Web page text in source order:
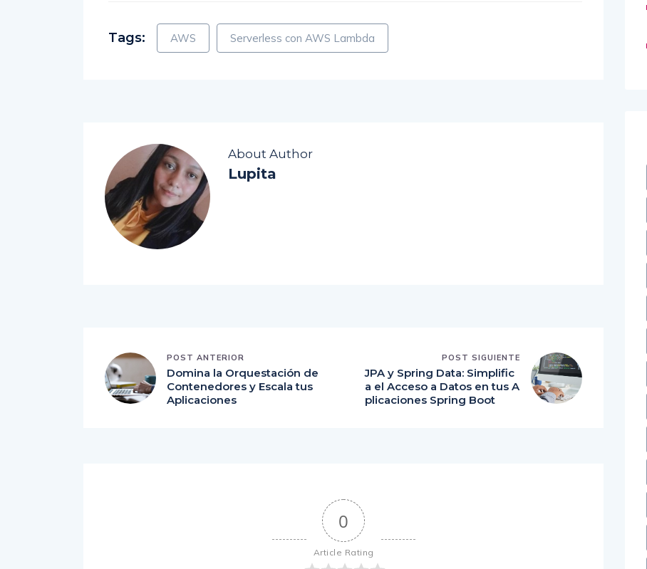
Tags: AWS Serverless con AWS Lambda
About Author
Lupita
POST ANTERIOR
Domina la Orquestación de
Contenedores y Escala tus
Aplicaciones
POST SIGUIENTE
JPA y Spring Data: Simplific
a el Acceso a Datos en tus A
plicaciones Spring Boot
0
Article Rating